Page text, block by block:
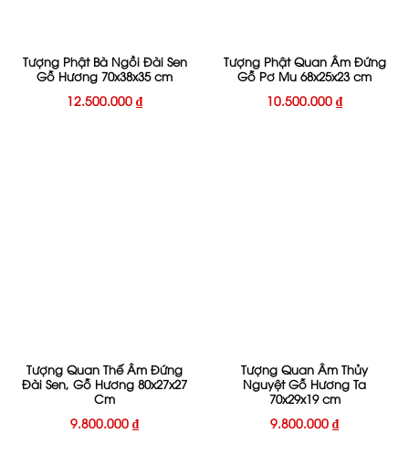
Tượng Phật Bà Ngồi Đài Sen
Gỗ Hương 70x38x35 cm
12.500.000 ₫
Tượng Phật Quan Âm Đứng
Gỗ Pơ Mu 68x25x23 cm
10.500.000 ₫
Tượng Quan Thế Âm Đứng
Đài Sen, Gỗ Hương 80x27x27
Cm
9.800.000 ₫
Tượng Quan Âm Thủy
Nguyệt Gỗ Hương Ta
70x29x19 cm
9.800.000 ₫